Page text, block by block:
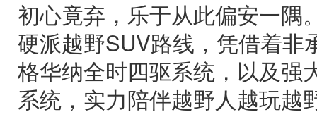
初心竟弃，乐于从此偏安一隅
硬派越野SUV路线，凭借着非
格华纳全时四驱系统，以及强
系统，实力陪伴越野人越玩越